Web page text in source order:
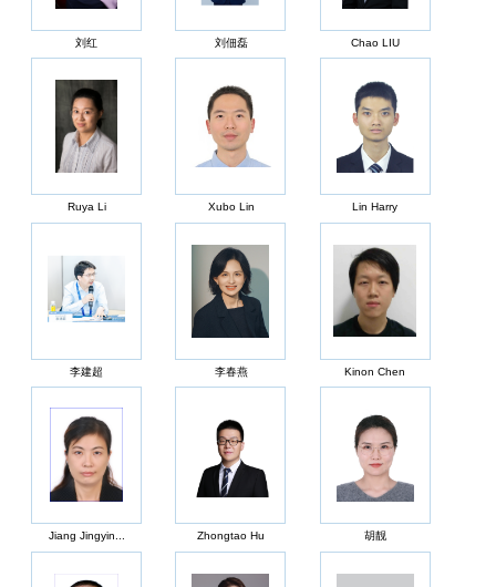
刘红 刘佃磊 Chao LIU
Ruya Li Xubo Lin Lin Harry
李建超 李春燕 Kinon Chen
Jiang Jingyin... Zhongtao Hu 胡靓